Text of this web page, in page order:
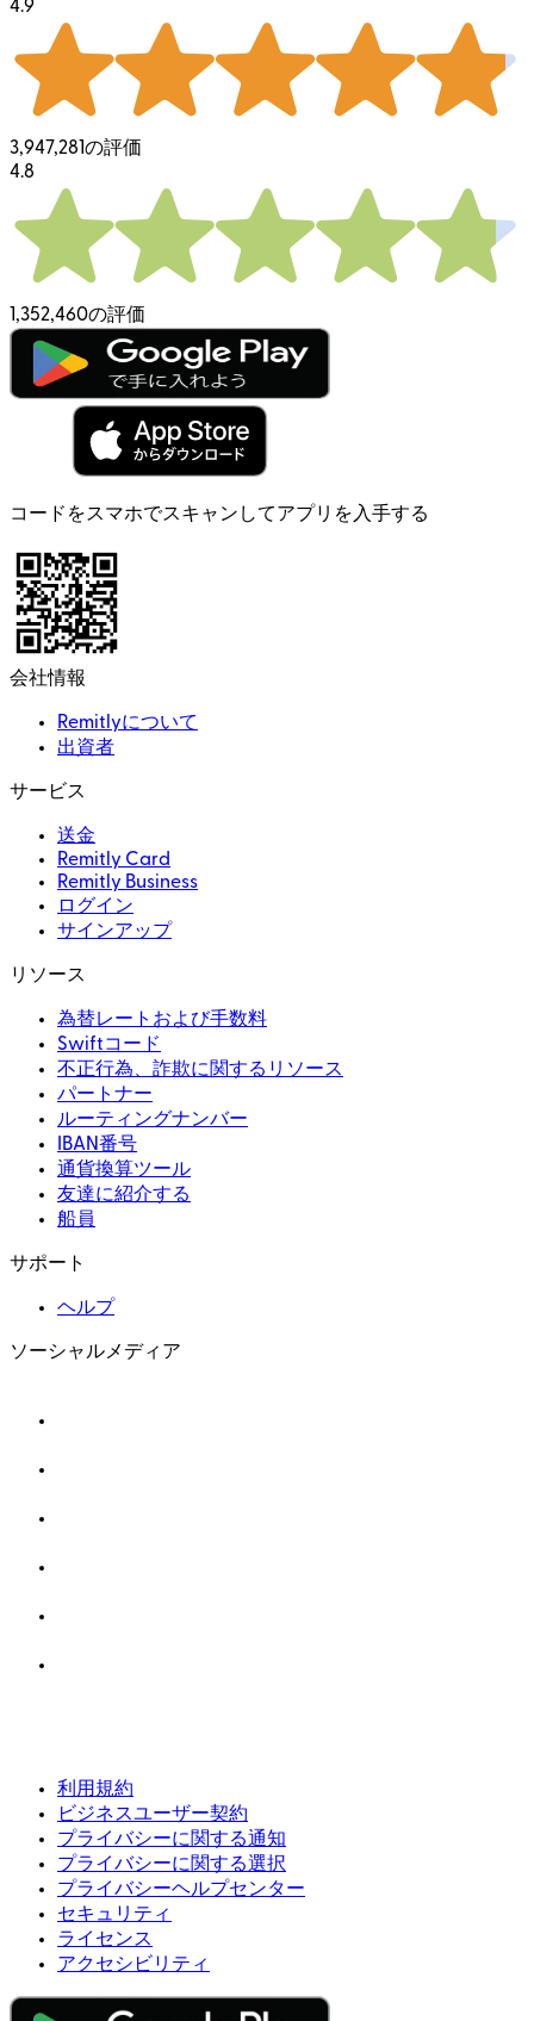
4.9
3,947,281の評価
4.8
1,352,460の評価
コードをスマホでスキャンしてアプリを入手する
会社情報
Remitlyについて
出資者
サービス
送金
Remitly Card
Remitly Business
ログイン
サインアップ
リソース
為替レートおよび手数料
Swiftコード
不正行為、詐欺に関するリソース
パートナー
ルーティングナンバー
IBAN番号
通貨換算ツール
友達に紹介する
船員
サポート
ヘルプ
ソーシャルメディア
利用規約
ビジネスユーザー契約
プライバシーに関する通知
プライバシーに関する選択
プライバシーヘルプセンター
セキュリティ
ライセンス
アクセシビリティ